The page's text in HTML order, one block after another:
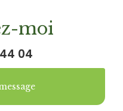
moi
04